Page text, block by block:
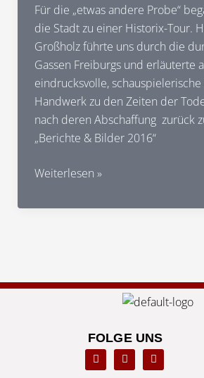
Für die „etwas andere Probe“
die Stadt zu einer Historix-Tour.
Großholz führte uns durch die
Gassen Freiburgs und erläuterte
eindrucksvolle, schauspielerische
Handwerk zu den Zeiten der
nach deren Abschaffung zurück
„Berichte & Bilder 2016“
2016
etwas
Freiburg-
Weiterlesen »
FOLGE UNS
F
a
c
L
i
n
T
w
i